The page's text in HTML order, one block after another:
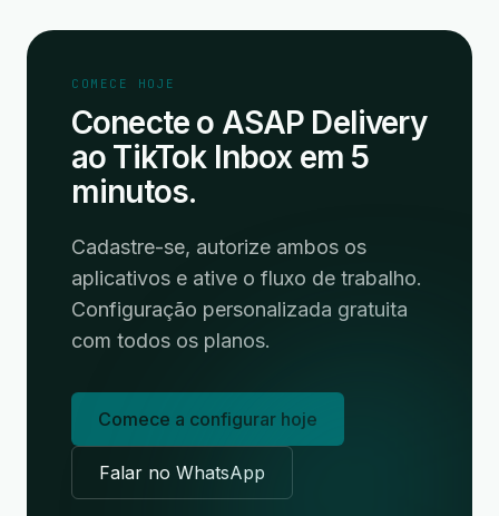
COMECE HOJE
Conecte o ASAP Delivery
ao TikTok Inbox em 5
minutos.
Cadastre-se, autorize ambos os
aplicativos e ative o fluxo de trabalho.
Configuração personalizada gratuita
com todos os planos.
Comece a configurar hoje
Falar no WhatsApp